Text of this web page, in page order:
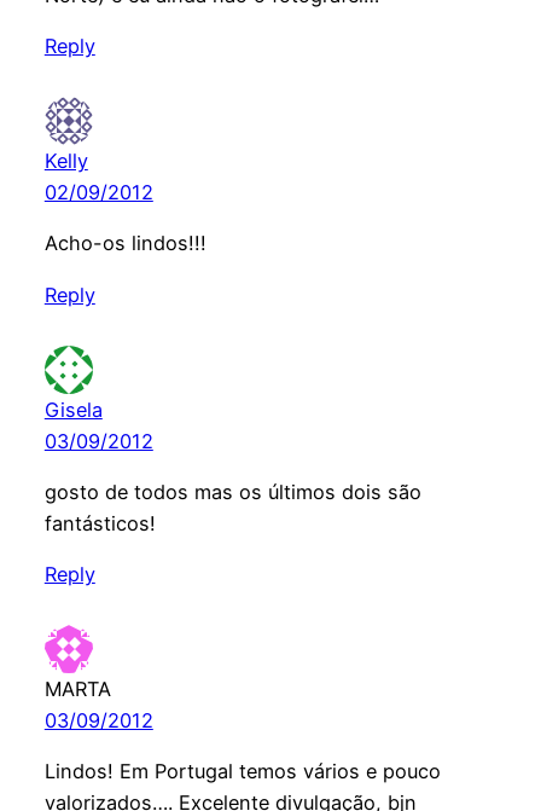
Reply
Kelly
02/09/2012
Acho-os lindos!!!
Reply
Gisela
03/09/2012
gosto de todos mas os últimos dois são
fantásticos!
Reply
MARTA
03/09/2012
Lindos! Em Portugal temos vários e pouco
valorizados…. Excelente divulgação, bjn